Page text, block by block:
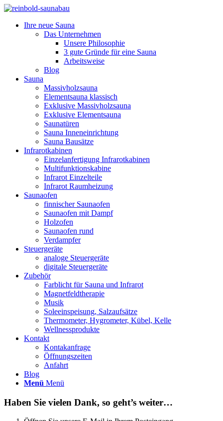
Ihre neue Sauna
Das Unternehmen
Unsere Philosophie
3 gute Gründe für eine Sauna
Arbeitsweise
Blog
Sauna
Massivholzsauna
Elementsauna klassisch
Exklusive Massivholzsauna
Exklusive Elementsauna
Saunatüren
Sauna Inneneinrichtung
Sauna Bausätze
Infrarotkabinen
Einzelanfertigung Infrarotkabinen
Multifunktionskabine
Infrarot Einzelteile
Infrarot Raumheizung
Saunaofen
finnischer Saunaofen
Saunaofen mit Dampf
Holzofen
Saunaofen rund
Verdampfer
Steuergeräte
analoge Steuergeräte
digitale Steuergeräte
Zubehör
Farblicht für Sauna und Infrarot
Magnetfeldtherapie
Musik
Soleeinspeisung, Salzaufsätze
Thermometer, Hygrometer, Kübel, Kelle
Wellnessprodukte
Kontakt
Kontakanfrage
Öffnungszeiten
Anfahrt
Blog
Menü Menü
Haben Sie vielen Dank, so geht’s weiter…